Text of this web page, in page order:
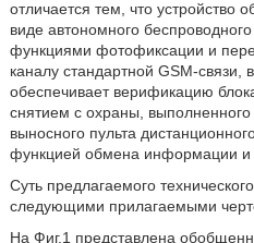
отличается тем, что устройство
виде автономного
функциями фотофиксации и
каналу стандартной GSM-связи,
обеспечивает верификацию
снятием с охраны,
выносного пульта
функцией обмена информации и
Суть предлагаемого
следующими прилагаемыми
На Фиг.1 представлена